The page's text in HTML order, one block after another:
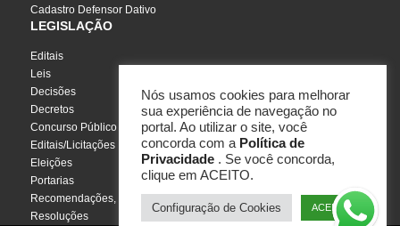
Cadastro Defensor Dativo
LEGISLAÇÃO
Editais
Leis
Decisões
Decretos
Concurso Público
Editais/Licitações
Eleições
Portarias
Recomendações, Pareceres e Notas
Resoluções
Nós usamos cookies para melhorar
sua experiência de navegação no
portal. Ao utilizar o site, você
concorda com a Política de
Privacidade . Se você concorda,
clique em ACEITO.
Configuração de Cookies ACEITO